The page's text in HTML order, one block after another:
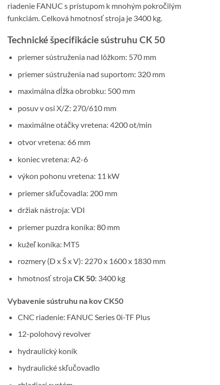
riadenie FANUC s prístupom k mnohým pokročilým
funkciám. Celková hmotnosť stroja je 3400 kg.
Technické špecifikácie sústruhu CK 50
priemer sústruženia nad lôžkom: 570 mm
priemer sústruženia nad suportom: 320 mm
maximálna dĺžka obrobku: 500 mm
posuv v osi X/Z: 270/610 mm
maximálne otáčky vretena: 4200 ot/min
otvor vretena: 66 mm
koniec vretena: A2-6
výkon pohonu vretena: 11 kW
priemer skľučovadla: 200 mm
držiak nástroja: VDI
priemer puzdra koníka: 80 mm
kužeľ koníka: MT5
rozmery (D x Š x V): 2270 x 1600 x 1830 mm
hmotnosť stroja CK 50: 3400 kg
Vybavenie sústruhu na kov CK50
CNC riadenie: FANUC Series 0i-TF Plus
12-polohový revolver
hydraulický koník
hydraulické skľučovadlo